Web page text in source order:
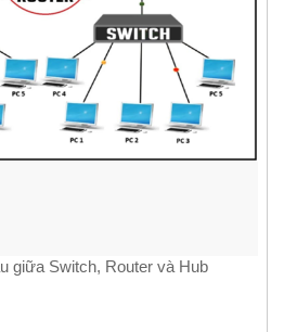
giữa Switch, Router và Hub